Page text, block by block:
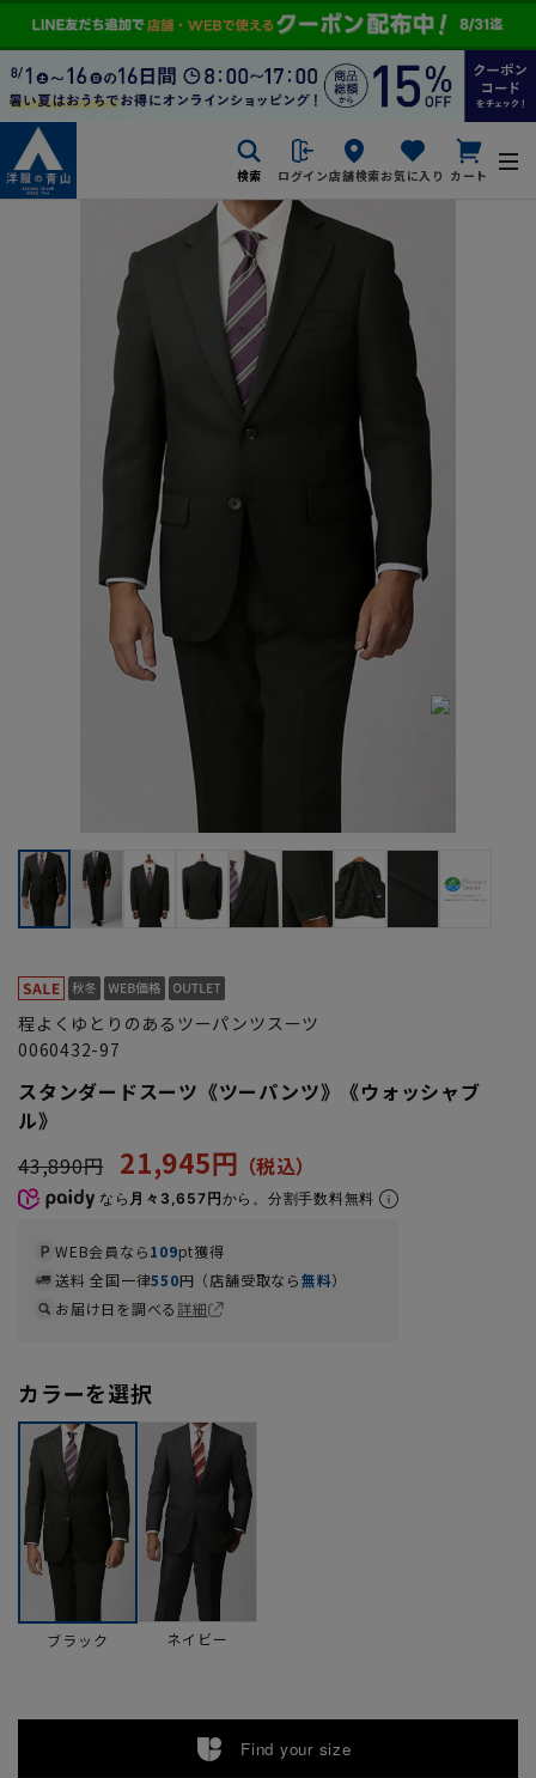
検索 ログイン店舗検索お気に入り カート
程よくゆとりのあるツーパンツスーツ
0060432-97
スタンダードスーツ《ツーパンツ》《ウォッシャブ
ル》
43,890円
21,945円
なら 月々3,657円から。分割手数料無料
WEB会員なら109pt獲得
送料 全国一律550円（店舗受取なら無料）
お届け日を調べる詳細
カラーを選択
ブラック ネイビー
Find your size